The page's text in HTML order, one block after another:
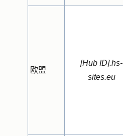
欧盟
[Hub ID].hs-
sites.eu